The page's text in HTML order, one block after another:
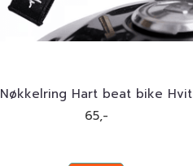
Nøkkelring Hart beat bike Hvit
65,-